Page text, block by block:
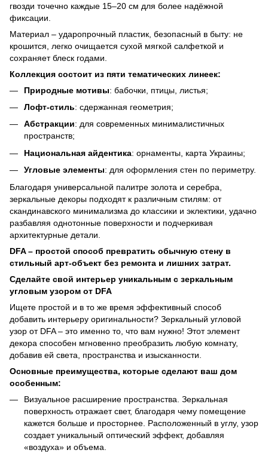
гвозди точечно каждые 15–20 см для более надёжной
фиксации.
Материал – ударопрочный пластик, безопасный в быту: не
крошится, легко очищается сухой мягкой салфеткой и
сохраняет блеск годами.
Коллекция состоит из пяти тематических линеек:
Природные мотивы: бабочки, птицы, листья;
Лофт-стиль: сдержанная геометрия;
Абстракции: для современных минималистичных
пространств;
Национальная айдентика: орнаменты, карта Украины;
Угловые элементы: для оформления стен по периметру.
Благодаря универсальной палитре золота и серебра,
зеркальные декоры подходят к различным стилям: от
скандинавского минимализма до классики и эклектики, удачно
разбавляя однотонные поверхности и подчеркивая
архитектурные детали.
DFA – простой способ превратить обычную стену в
стильный арт-объект без ремонта и лишних затрат.
Сделайте свой интерьер уникальным с зеркальным
угловым узором от DFA
Ищете простой и в то же время эффективный способ
добавить интерьеру оригинальности? Зеркальный угловой
узор от DFA – это именно то, что вам нужно! Этот элемент
декора способен мгновенно преобразить любую комнату,
добавив ей света, пространства и изысканности.
Основные преимущества, которые сделают ваш дом
особенным:
Визуальное расширение пространства. Зеркальная
поверхность отражает свет, благодаря чему помещение
кажется больше и просторнее. Расположенный в углу, узор
создает уникальный оптический эффект, добавляя
«воздуха» и объема.